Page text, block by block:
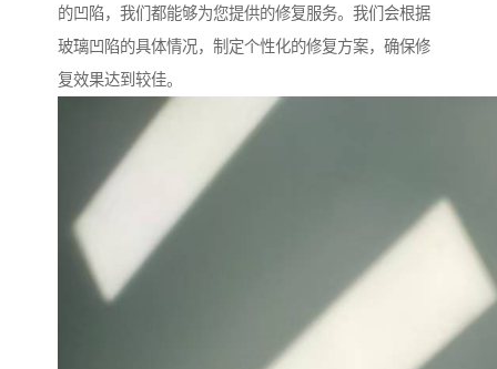
的凹陷，我们都能够为您提供的修复服务。我们会根据
玻璃凹陷的具体情况，制定个性化的修复方案，确保修
复效果达到较佳。